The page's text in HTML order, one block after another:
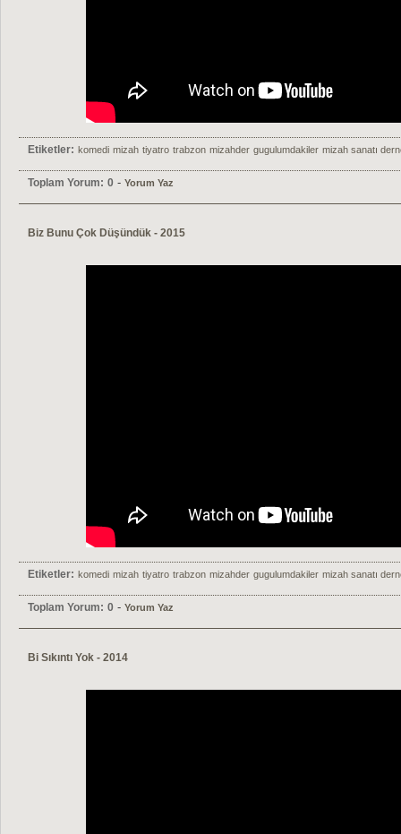
Etiketler: komedi mizah tiyatro trabzon mizahder gugulumdakiler mizah sanatı
Toplam Yorum: 0 - Yorum Yaz
Biz Bunu Çok Düşündük - 2015
Etiketler: komedi mizah tiyatro trabzon mizahder gugulumdakiler mizah sanatı
Toplam Yorum: 0 - Yorum Yaz
Bi Sıkıntı Yok - 2014